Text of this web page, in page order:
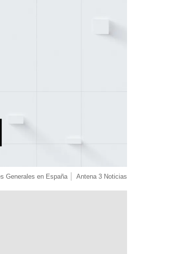
Generales en España Antena 3 Noticias